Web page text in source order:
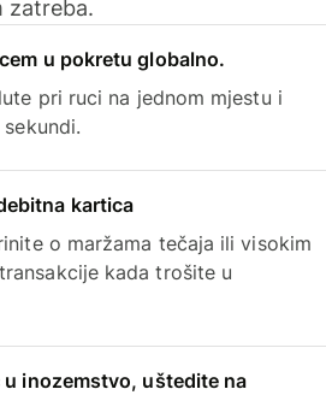
zatreba.
u pokretu globalno.
pri ruci na jednom mjestu i
kartica
o maržama tečaja ili visokim
kada trošite u
u inozemstvo, uštedite na